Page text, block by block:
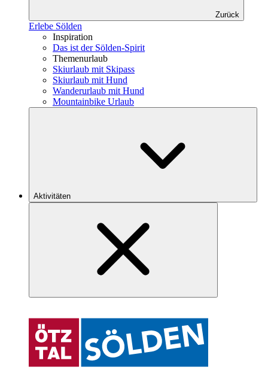
Zurück
Erlebe Sölden
Inspiration
Das ist der Sölden-Spirit
Themenurlaub
Skiurlaub mit Skipass
Skiurlaub mit Hund
Wanderurlaub mit Hund
Mountainbike Urlaub
Aktivitäten